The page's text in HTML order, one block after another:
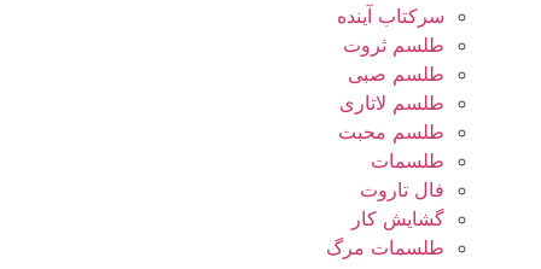
سرکتاب آینده
طلسم ثروت
طلسم صبی
طلسم لاتاری
طلسم محبت
طلسمات
فال تاروت
گشایش کار
طلسمات مرگ